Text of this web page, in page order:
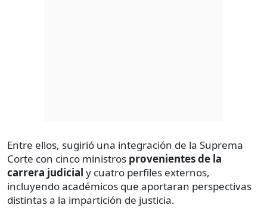
Entre ellos, sugirió una integración de la Suprema
Corte con cinco ministros provenientes de la
carrera judicial y cuatro perfiles externos,
incluyendo académicos que aportaran perspectivas
distintas a la impartición de justicia.